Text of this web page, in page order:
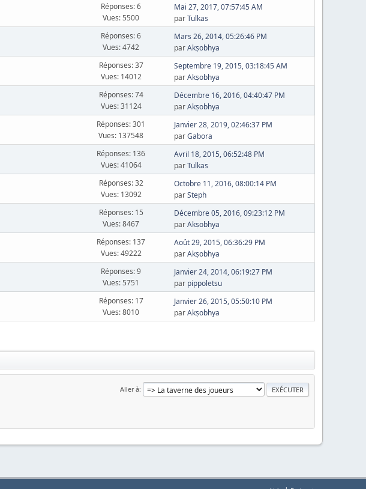
Réponses: 6
Vues: 5500
Mai 27, 2017, 07:57:45 AM
parTulkas
Réponses: 6
Vues: 4742
Mars 26, 2014, 05:26:46 PM
parAkṣobhya
Réponses: 37
Vues: 14012
Septembre 19, 2015, 03:18:45 AM
parAkṣobhya
Réponses: 74
Vues: 31124
Décembre 16, 2016, 04:40:47 PM
parAkṣobhya
Réponses: 301
Vues: 137548
Janvier 28, 2019, 02:46:37 PM
parGabora
Réponses: 136
Vues: 41064
Avril 18, 2015, 06:52:48 PM
parTulkas
Réponses: 32
Vues: 13092
Octobre 11, 2016, 08:00:14 PM
parSteph
Réponses: 15
Vues: 8467
Décembre 05, 2016, 09:23:12 PM
parAkṣobhya
Réponses: 137
Vues: 49222
Août 29, 2015, 06:36:29 PM
parAkṣobhya
Réponses: 9
Vues: 5751
Janvier 24, 2014, 06:19:27 PM
par pippoletsu
Réponses: 17
Vues: 8010
Janvier 26, 2015, 05:50:10 PM
parAkṣobhya
Aller à